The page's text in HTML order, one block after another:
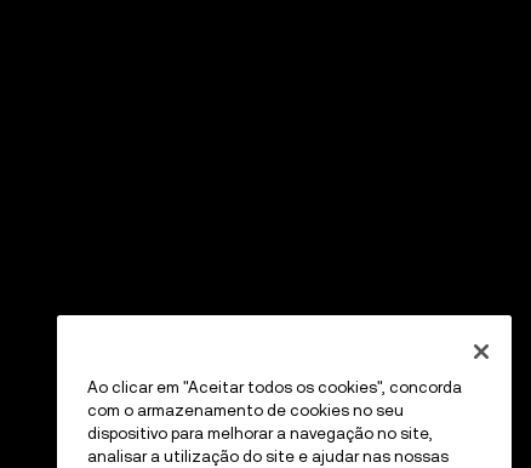
Ao clicar em "Aceitar todos os cookies", concorda
com o armazenamento de cookies no seu
dispositivo para melhorar a navegação no site,
analisar a utilização do site e ajudar nas nossas